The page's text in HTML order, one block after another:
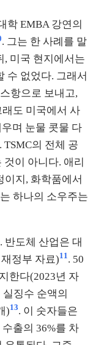
학 EMBA 강연의
. 그는 한 사례를 말
, 미국 현지에서는
수 없었다. 그래서
항으로 보내고,
도 미국에서 사
며 눈물 콧물 다
의 전체 공
것이 아니다. 애리
이지, 화학품에서
하나의 소우주는
반도체 산업은 대
정부 자료)11. 50
한다(2023년 자
징수 순액의
)13. 이 숫자들은
수출의 36%를 차